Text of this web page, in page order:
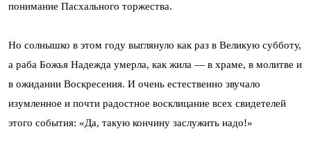
понимание Пасхального торжества.
Но солнышко в этом году выглянуло как раз в Великую субботу,
а раба Божья Надежда умерла, как жила — в храме, в молитве и
в ожидании Воскресения. И очень естественно звучало
изумленное и почти радостное восклицание всех свидетелей
этого события: «Да, такую кончину заслужить надо!»